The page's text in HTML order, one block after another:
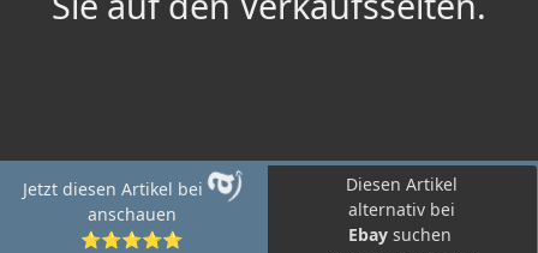
Jetzt diesen Artikel bei
anschauen
⭐⭐⭐⭐⭐
Diesen Artikel
alternativ bei
Ebay suchen